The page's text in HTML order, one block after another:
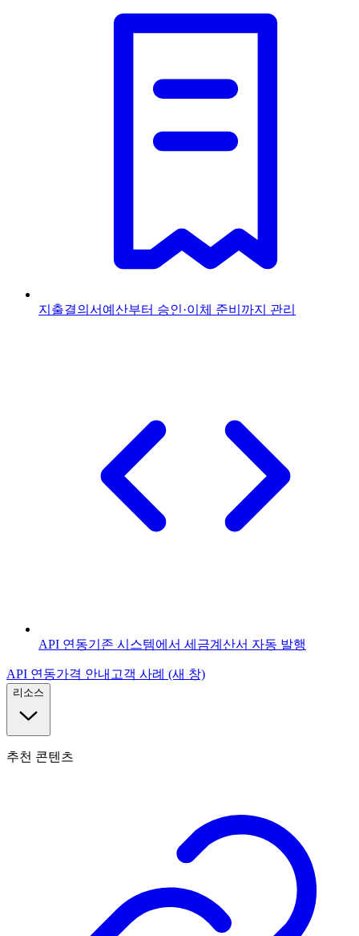
지출결의서 예산부터 승인·이체 준비까지 관리
API 연동기존 시스템에서 세금계산서 자동 발행
API 연동가격 안내 고객 사례 (새 창)
리소스
추천 콘텐츠